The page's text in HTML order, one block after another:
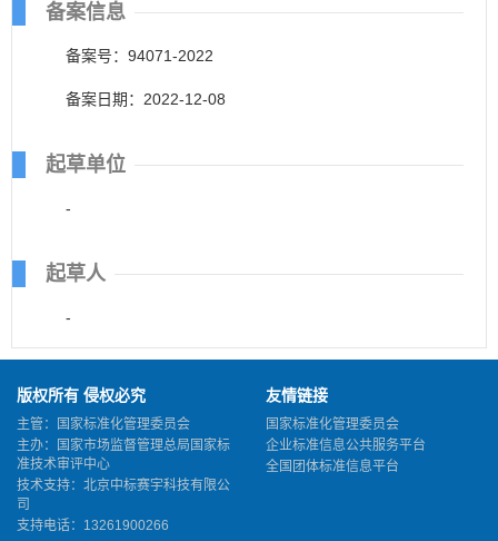
备案信息
备案号：94071-2022
备案日期：2022-12-08
起草单位
-
起草人
-
版权所有 侵权必究
主管：国家标准化管理委员会
主办：国家市场监督管理总局国家标
准技术审评中心
技术支持：北京中标赛宇科技有限公
司
支持电话：13261900266
友情链接
国家标准化管理委员会
企业标准信息公共服务平台
全国团体标准信息平台